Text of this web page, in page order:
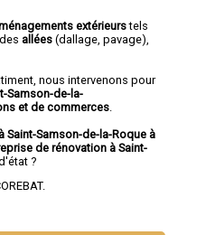
extérieurstels
, des allées (dallage, pavage),
nous intervenons pour
Samson-de-la-
et de commerces
Saint-Samson-de-la-Roque à
de rénovation à Saint-
?